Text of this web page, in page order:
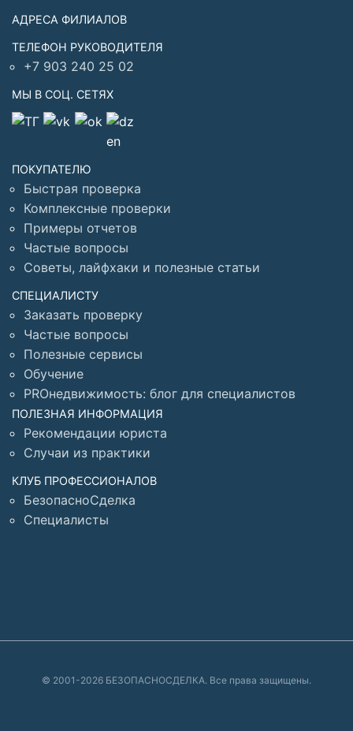
АДРЕСА ФИЛИАЛОВ
ТЕЛЕФОН РУКОВОДИТЕЛЯ
+7 903 240 25 02
МЫ В СОЦ. СЕТЯХ
ПОКУПАТЕЛЮ
Быстрая проверка
Комплексные проверки
Примеры отчетов
Частые вопросы
Советы, лайфхаки и полезные статьи
СПЕЦИАЛИСТУ
Заказать проверку
Частые вопросы
Полезные сервисы
Обучение
PROнедвижимость: блог для специалистов
ПОЛЕЗНАЯ ИНФОРМАЦИЯ
Рекомендации юриста
Случаи из практики
КЛУБ ПРОФЕССИОНАЛОВ
БезопасноСделка
Специалисты
© 2001-2026 БЕЗОПАСНОСДЕЛКА. Все права защищены.